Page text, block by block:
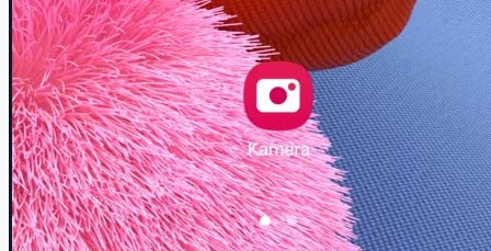
Schritt für Schritt
1 / 4
Schritt 1 von 4: Kamera-App öffnen